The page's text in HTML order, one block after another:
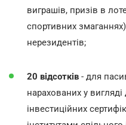
виграшів, призів в
спортивних
нерезидентів;
20 відсотків - для
нарахованих у вигляді
інвестиційних